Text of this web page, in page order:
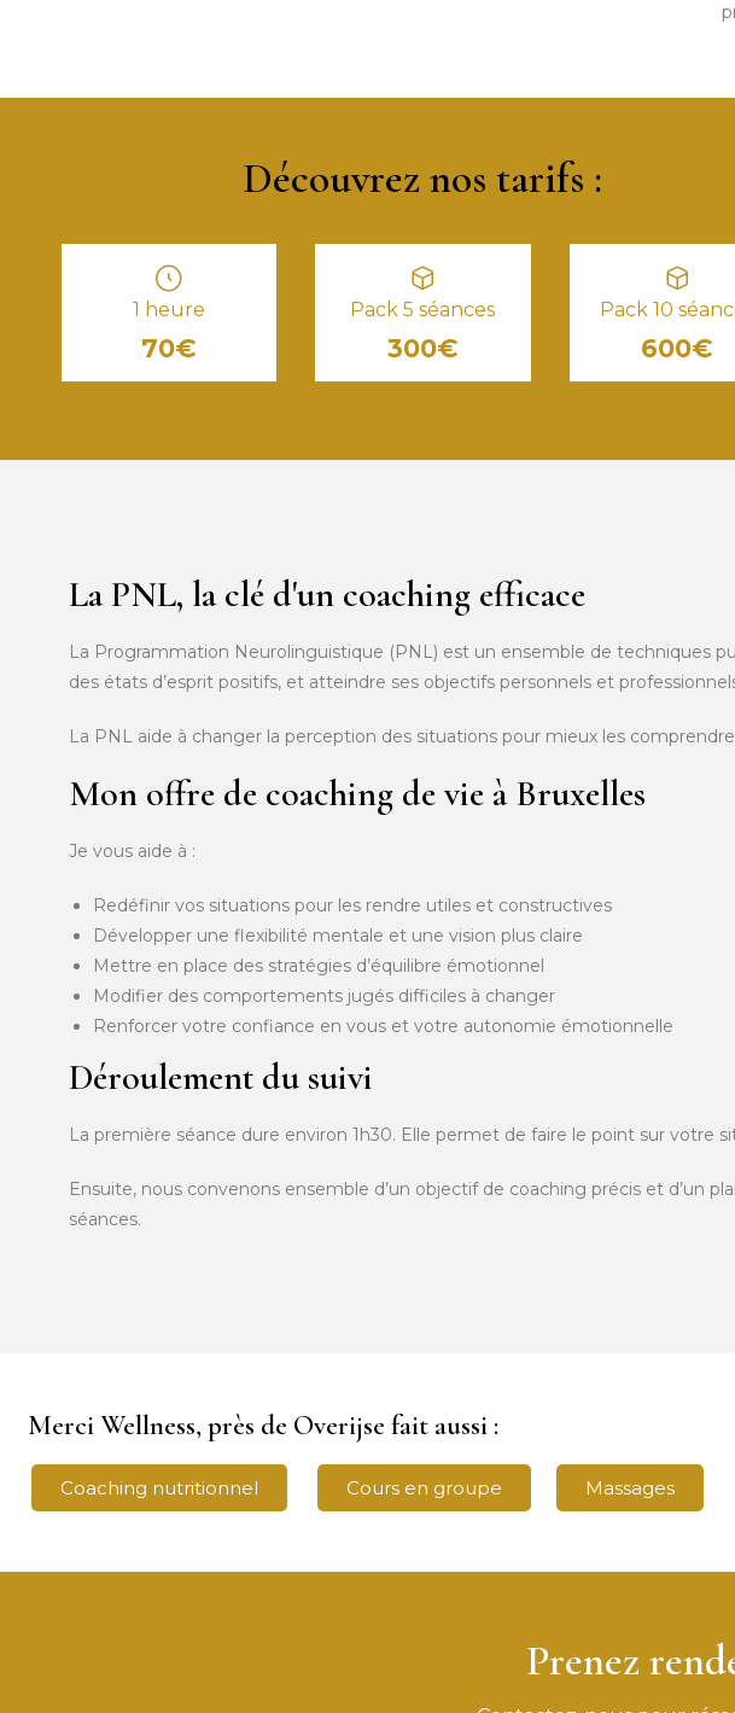
Découvrez nos tarifs :
1 heure
70€
Pack 5 séances
300€
Pack 10
600€
La PNL, la clé d'un coaching efficace
La Programmation Neurolinguistique (PNL) est un ensemble de techniques
des états d’esprit positifs, et atteindre ses objectifs personnels et
La PNL aide à changer la perception des situations pour mieux les
Mon offre de coaching de vie à Bruxelles
Je vous aide à :
Redéfinir vos situations pour les rendre utiles et constructives
Développer une flexibilité mentale et une vision plus claire
Mettre en place des stratégies d’équilibre émotionnel
Modifier des comportements jugés difficiles à changer
Renforcer votre confiance en vous et votre autonomie émotionnelle
Déroulement du suivi
La première séance dure environ 1h30. Elle permet de faire le point sur votre
Ensuite, nous convenons ensemble d’un objectif de coaching précis et d’un
séances.
Merci Wellness, près de Overijse fait aussi :
Coaching nutritionnel Cours en groupe Massages
Prenez